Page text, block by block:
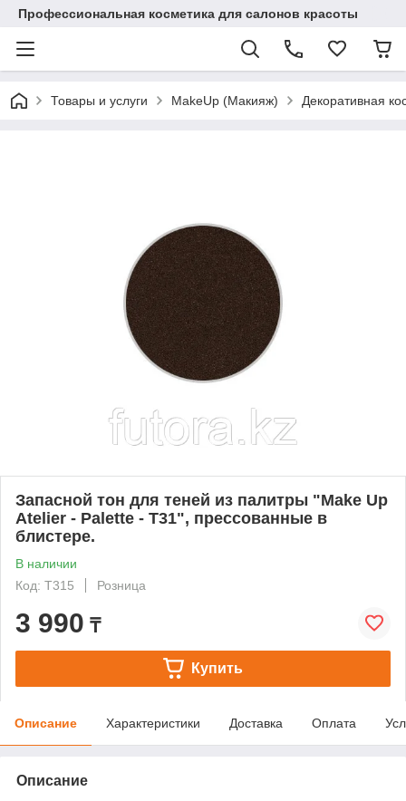
Профессиональная косметика для салонов красоты
Товары и услуги MakeUp (Макияж) Декоративная
Запасной тон для теней из палитры "Make Up
Atelier - Palette - T31", прессованные в
блистере.
В наличии
Код: T315
Розница
3 990 ₸
Купить
Описание Характеристики Доставка Оплата
Описание